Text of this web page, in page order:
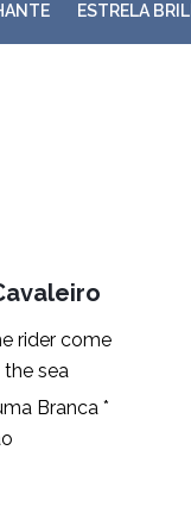
ESTRELA
rider come
sea
Branca *